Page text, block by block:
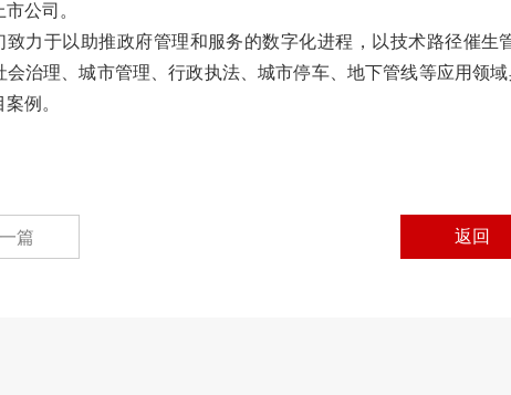
市公司。
致力于以助推政府管理和服务的数字化进程，以技术路径催
会治理、城市管理、行政执法、城市停车、地下管线等应用领
例。
一篇 返回